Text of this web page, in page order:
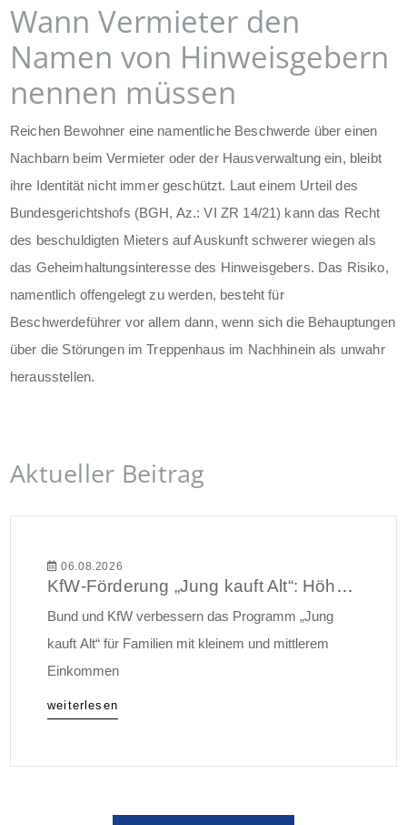
Wann Vermieter den
Namen von Hinweisgebern
nennen müssen
Reichen Bewohner eine namentliche Beschwerde über einen
Nachbarn beim Vermieter oder der Hausverwaltung ein, bleibt
ihre Identität nicht immer geschützt. Laut einem Urteil des
Bundesgerichtshofs (BGH, Az.: VI ZR 14/21) kann das Recht
des beschuldigten Mieters auf Auskunft schwerer wiegen als
das Geheimhaltungsinteresse des Hinweisgebers. Das Risiko,
namentlich offengelegt zu werden, besteht für
Beschwerdeführer vor allem dann, wenn sich die Behauptungen
über die Störungen im Treppenhaus im Nachhinein als unwahr
herausstellen.
Aktueller Beitrag
06.08.2026
KfW-Förderung „Jung kauft Alt“: Höhere Kredite ab August 2026
Bund und KfW verbessern das Programm „Jung
kauft Alt“ für Familien mit kleinem und mittlerem
Einkommen
weiterlesen